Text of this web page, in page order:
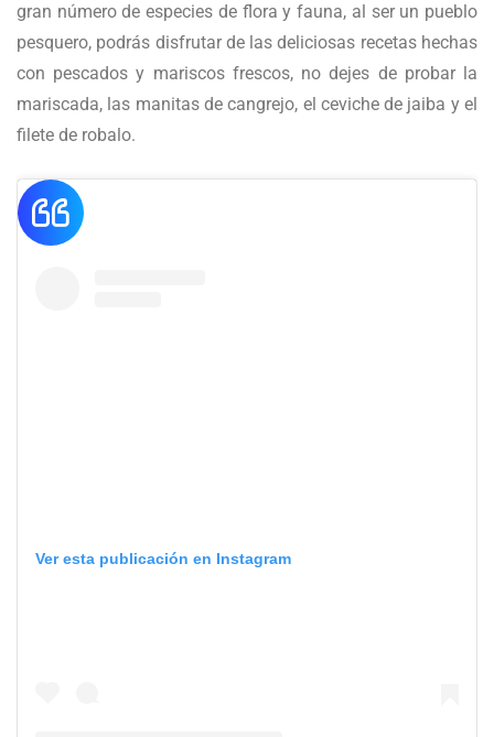
gran número de especies de flora y fauna, al ser un pueblo
pesquero, podrás disfrutar de las deliciosas recetas hechas
con pescados y mariscos frescos, no dejes de probar la
mariscada, las manitas de cangrejo, el ceviche de jaiba y el
filete de robalo.
Ver esta publicación en Instagram